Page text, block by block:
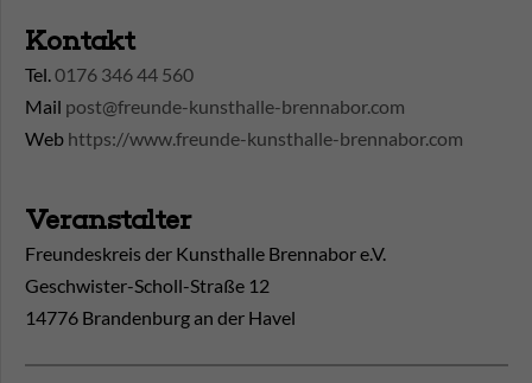
Kontakt
Tel.0176 346 44 560
Mail post@freunde-kunsthalle-brennabor.com
Web https://www.freunde-kunsthalle-brennabor.com
Veranstalter
Freundeskreis der Kunsthalle Brennabor e.V.
Geschwister-Scholl-Straße 12
14776 Brandenburg an der Havel